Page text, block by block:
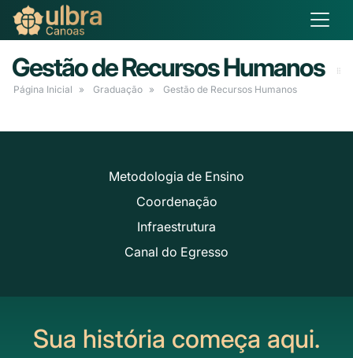
Gestão de Recursos Humanos
Página Inicial Graduação Gestão de Recursos Humanos
Metodologia de Ensino
Coordenação
Infraestrutura
Canal do Egresso
Sua história começa aqui.